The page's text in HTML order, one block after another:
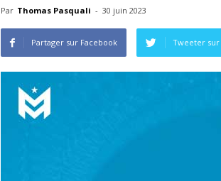
Par Thomas Pasquali - 30 juin 2023
Partager sur Facebook Tweeter